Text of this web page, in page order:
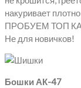
накуривает
ПРОБУЕМ ТОП
Не для новичков!
Бошки АК-47